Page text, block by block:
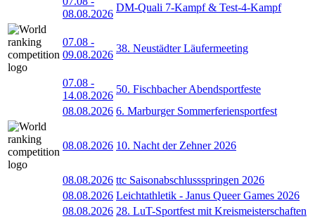
08.08.2026
DM-Quali 7-Kampf & Test-4-Kampf
07.08 -
09.08.2026
38. Neustädter Läufermeeting
07.08 -
14.08.2026
50. Fischbacher Abendsportfeste
08.08.2026 6. Marburger Sommerferiensportfest
08.08.2026 10. Nacht der Zehner 2026
08.08.2026 ttc Saisonabschlussspringen 2026
08.08.2026 Leichtathletik - Janus Queer Games 2026
08.08.2026 28. LuT-Sportfest mit Kreismeisterschaften